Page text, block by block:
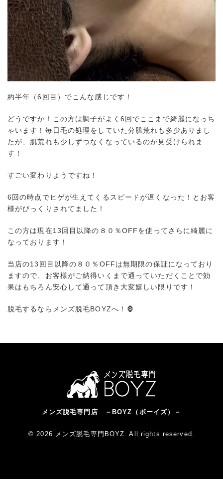
約半年（6回目）でこんな感じです！
どうですか！この方は調子がよく6回でここまで綺麗になっち
ゃいます！毎日毛の処理をしていた分肌荒れも多少ありまし
たが、肌荒れも少しずつなくなっているのが見受けられま
す！
すごい変わりようですね！
6回の時点でヒゲが生えてくるスピードが遅くなった！とお客
様がびっくりされてました！
この方は現在13回目以降の８０％OFFを使ってさらに綺麗に
なっております！
当店の13回目以降の８０％OFFは無期限の保証になっており
ますので、お客様がご納得いくまで通っていただくことで効
果はもちろん安心して通って頂き大変嬉しい限りです！
脱毛するならメンズ脱毛BOYZへ！🦍
メンズ脱毛専門店 －BOYZ（ボーイズ）－
© 2026 メンズ脱毛専門BOYZ. All rights reserved.